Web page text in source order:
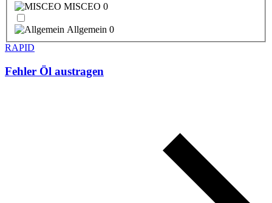
MISCEO 0
Allgemein 0
RAPID
Fehler Öl austragen